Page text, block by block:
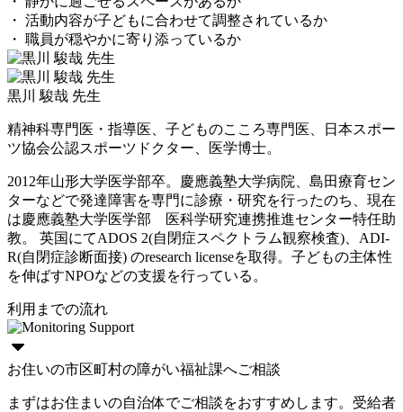
・ 活動内容が子どもに合わせて調整されているか
・ 職員が穏やかに寄り添っているか
黒川 駿哉 先生
精神科専門医・指導医、子どものこころ専門医、日本スポー
ツ協会公認スポーツドクター、医学博士。
2012年山形大学医学部卒。慶應義塾大学病院、島田療育セン
ターなどで発達障害を専門に診療・研究を行ったのち、現在
は慶應義塾大学医学部 医科学研究連携推進センター特任助
教。 英国にてADOS 2(自閉症スペクトラム観察検査)、ADI-
R(自閉症診断面接) のresearch licenseを取得。子どもの主体性
を伸ばすNPOなどの支援を行っている。
利用までの流れ
お住いの市区町村の障がい福祉課へご相談
まずはお住まいの自治体でご相談をおすすめします。受給者